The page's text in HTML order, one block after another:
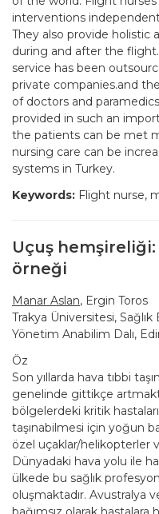
interventions
They also provide holistic
during and after the
service has been
private companies.and
of doctors and
provided in such an
the patients can be met
nursing care can be
systems in Turkey.
Keywords: Flight nurse,
Uçuş
örneği
Manar Aslan, Ergin Toros
Trakya Üniversitesi,
Yönetim Anabilim Dalı,
Öz
Son yıllarda hava tıbbi
genelinde gittikçe
bölgelerdeki kritik
taşınabilmesi için yoğun
özel uçaklar/helikopterler
Dünyadaki hava yolu ile
ülkede bu sağlık
oluşmaktadır. Avustralya